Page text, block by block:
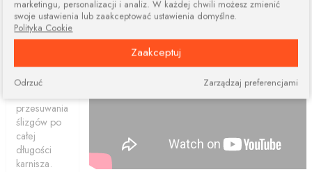
więcej
elementów.
Połączone
ciągle dają
nam
przesuwania
ślizgów po
całej
długości
karnisza.
marketingu, personalizacji i analiz. W każdej chwili możesz zmienić
swoje ustawienia lub zaakceptować ustawienia domyślne.
Polityka Cookie
Zaakceptuj
Zarządzaj preferencjami
Odrzuć